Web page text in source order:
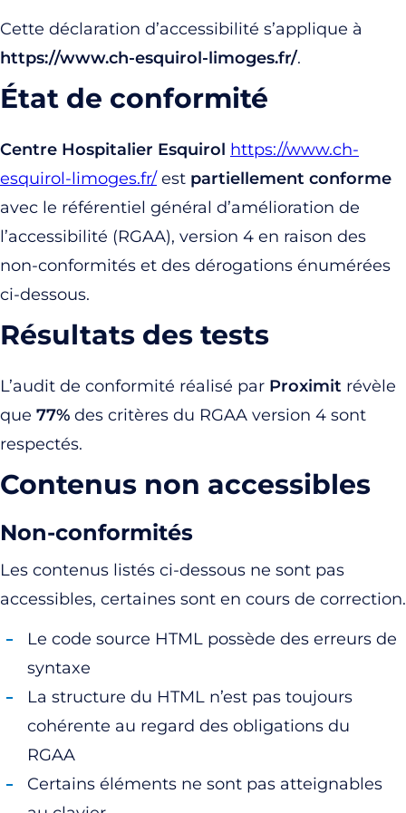
Cette déclaration d’accessibilité s’applique à
https://www.ch-esquirol-limoges.fr/.
État de conformité
Centre Hospitalier Esquirol https://www.ch-
esquirol-limoges.fr/est partiellement conforme
avec le référentiel général d’amélioration de
l’accessibilité (RGAA), version 4 en raison des
non-conformités et des dérogations énumérées
ci-dessous.
Résultats des tests
L’audit de conformité réalisé par Proximit révèle
que 77% des critères du RGAA version 4 sont
respectés.
Contenus non accessibles
Non-conformités
Les contenus listés ci-dessous ne sont pas
accessibles, certaines sont en cours de correction.
Le code source HTML possède des erreurs de
syntaxe
La structure du HTML n’est pas toujours
cohérente au regard des obligations du
RGAA
Certains éléments ne sont pas atteignables